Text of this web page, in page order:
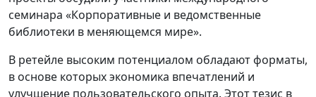
семинара «Корпоративные и ведомственные
библиотеки в меняющемся мире».
В ретейле высоким потенциалом обладают форматы,
в основе которых экономика впечатлений и
улучшение пользовательского опыта. Этот тезис в